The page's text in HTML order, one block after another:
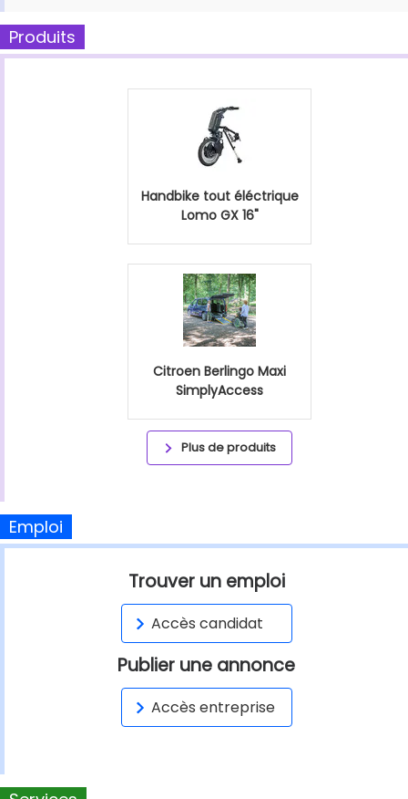
Produits
Handbike tout éléctrique
Lomo GX 16"
Citroen Berlingo Maxi
SimplyAccess
Plus de produits
Emploi
Trouver un emploi
Accès candidat
Publier une annonce
Accès entreprise